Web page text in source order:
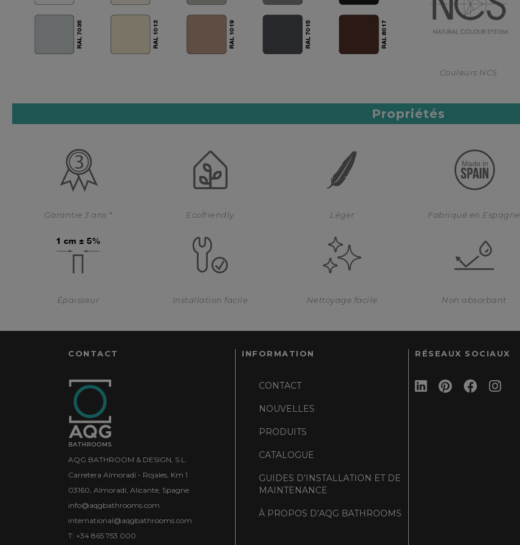
Couleurs NCS
Propriétés
Garantie 3 ans * Ecofriendly Léger Fabriqué en Espagne
Épaisseur Installation facile Nettoyage facile Non absorbant
CONTACT
AQG BATHROOM & DESIGN, S.L.
Carretera Almoradí - Rojales, Km 1
03160, Almoradí, Alicante, Spagne
info@aqgbathrooms.com
international@aqgbathrooms.com
T: +34 865 753 000
INFORMATION
CONTACT
NOUVELLES
PRODUITS
CATALOGUE
GUIDES D’INSTALLATION ET DE
MAINTENANCE
À PROPOS D’AQG BATHROOMS
RÉSEAUX SOCIAUX